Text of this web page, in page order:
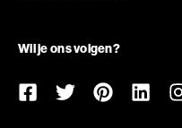
Wil je ons volgen?